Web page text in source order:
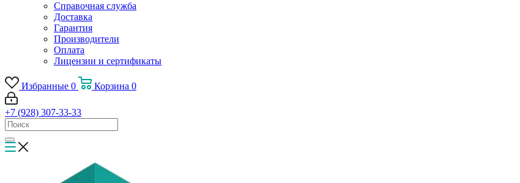
Справочная служба
Доставка
Гарантия
Производители
Оплата
Лицензии и сертификаты
Избранные 0 Корзина 0
+7 (928) 307-33-33